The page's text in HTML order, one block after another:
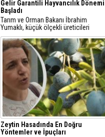
Gelir Garantili Hayvancılık Dönemi
Başladı
Tarım ve Orman Bakanı İbrahim
Yumaklı, küçük ölçekli üreticileri
desteklemek amacıyla "Gelir Garantili
Besicilik Projesi"ni hayata
geçirdiklerini açıkladı.
Zeytin Hasadında En Doğru
Yöntemler ve İpuçları